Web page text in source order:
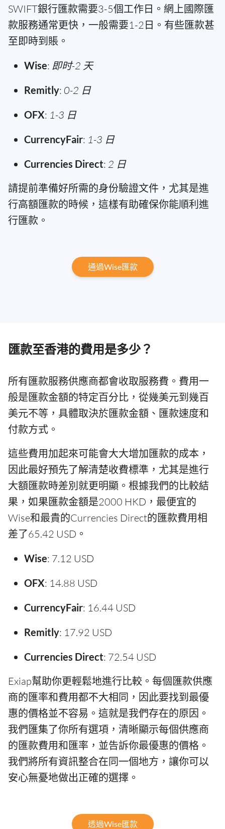
SWIFT銀行匯款需要3-5個工作日。網上國際匯
款服務通常更快，一般需要1-2日。有些匯款甚
至即時到賬。
Wise: 即时-2 天
Remitly: 0-2 日
OFX: 1-3 日
CurrencyFair: 1-3 日
Currencies Direct: 2 日
請提前準備好所需的身份驗證文件，尤其是進
行高額匯款的時候，這樣有助確保你能順利進
行匯款。
通過Wise匯款
匯款至香港的費用是多少？
所有匯款服務供應商都會收取服務費。費用一
般是匯款金額的特定百分比，從幾美元到幾百
美元不等，具體取決於匯款金額、匯款速度和
付款方式。
這些費用加起來可能會大大增加匯款的成本，
因此最好預先了解清楚收費標準，尤其是進行
大額匯款時差別就更明顯。根據我們的比較結
果，如果匯款金額是2000 HKD，最便宜的
Wise和最貴的Currencies Direct的匯款費用相
差了65.42 USD。
Wise: 7.12 USD
OFX: 14.88 USD
CurrencyFair: 16.44 USD
Remitly: 17.92 USD
Currencies Direct: 72.54 USD
Exiap幫助你更輕鬆地進行比較。每個匯款供應
商的匯率和費用都不大相同，因此要找到最優
惠的價格並不容易。這就是我們存在的原因。
我們匯集了你所有選項，清晰顯示每個供應商
的匯款費用和匯率，並告訴你最優惠的價格。
我們將所有資訊整合在同一個地方，讓你可以
安心無憂地做出正確的選擇。
透過Wise匯款